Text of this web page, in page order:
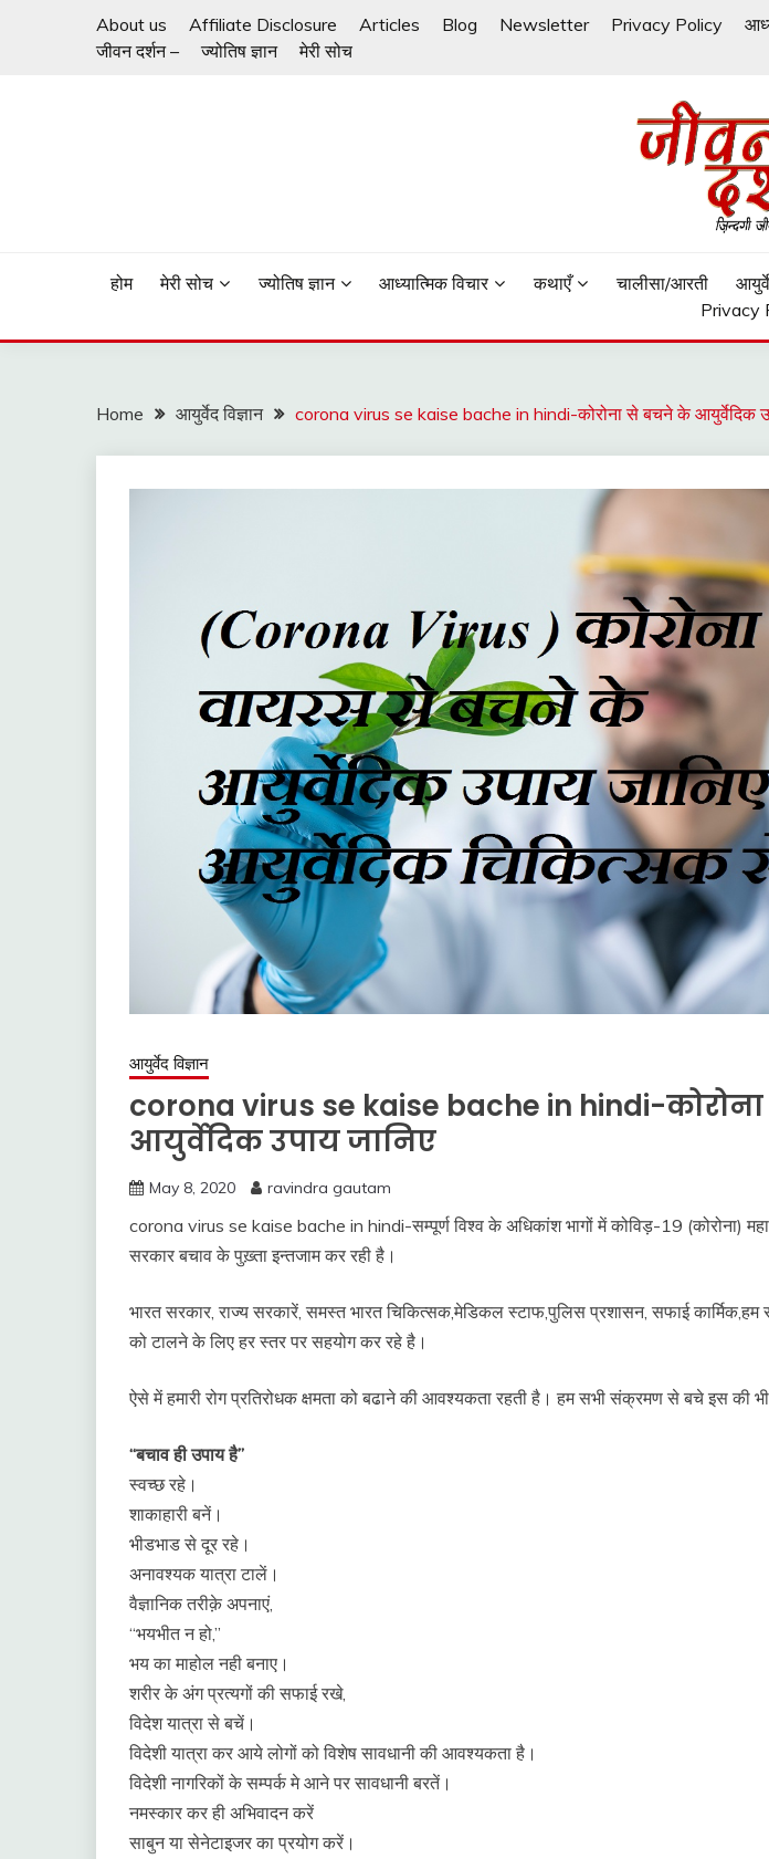
About us Affiliate Disclosure Articles Blog Newsletter Privacy Policy
जीवन दर्शन –
ज्योतिष ज्ञान मेरी सोच
जीवन दर्शन
होम
मेरी सोच ज्योतिष ज्ञान आध्यात्मिक विचार कथाएँ चालीसा/आरती
Privacy
Home आयुर्वेद विज्ञान corona virus se kaise bache in hindi-कोरोना से बचने के आयुर्वेदिक
आयुर्वेद विज्ञान
corona virus se kaise bache in hindi-
आयुर्वेदिक उपाय जानिए
May 8, 2020 ravindra gautam
corona virus se kaise bache in hindi-सम्पूर्ण विश्व के अधिकांश भागों में कोविड़-19 (कोरोना)
सरकार बचाव के पुख़्ता इन्तजाम कर रही है।
भारत सरकार, राज्य सरकारें, समस्त भारत चिकित्सक,मेडिकल स्टाफ,पुलिस प्रशासन, सफाई
को टालने के लिए हर स्तर पर सहयोग कर रहे है।
ऐसे में हमारी रोग प्रतिरोधक क्षमता को बढाने की आवश्यकता रहती है। हम सभी संक्रमण से बचे इस की
“बचाव ही उपाय है”
स्वच्छ रहे।
शाकाहारी बनें।
भीडभाड से दूर रहे।
अनावश्यक यात्रा टालें।
वैज्ञानिक तरीक़े अपनाएं,
“भयभीत न हो,”
भय का माहोल नही बनाए।
शरीर के अंग प्रत्यगों की सफाई रखे,
विदेश यात्रा से बचें।
विदेशी यात्रा कर आये लोगों को विशेष सावधानी की आवश्यकता है।
विदेशी नागरिकों के सम्पर्क मे आने पर सावधानी बरतें।
नमस्कार कर ही अभिवादन करें
साबुन या सेनेटाइजर का प्रयोग करें।